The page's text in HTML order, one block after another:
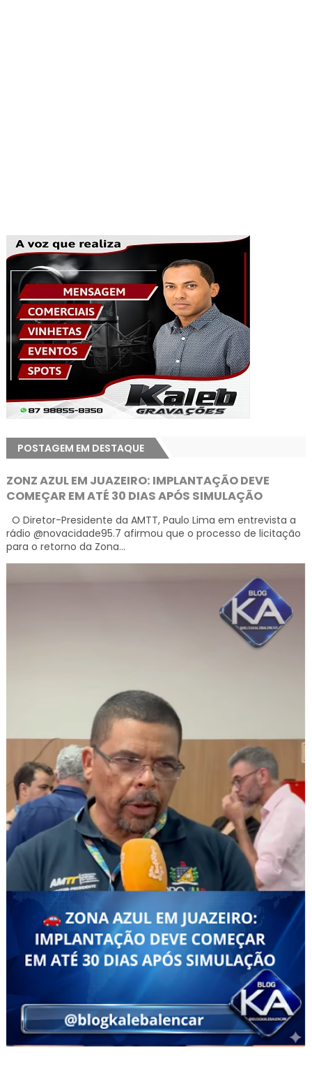
POSTAGEM EM DESTAQUE
ZONZ AZUL EM JUAZEIRO: IMPLANTAÇÃO DEVE
COMEÇAR EM ATÉ 30 DIAS APÓS SIMULAÇÃO
O Diretor-Presidente da AMTT, Paulo Lima em entrevista a
rádio @novacidade95.7 afirmou que o processo de licitação
para o retorno da Zona...